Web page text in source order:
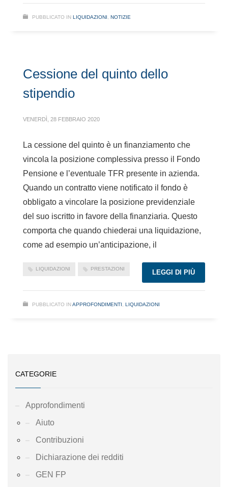
PUBBLICATO IN LIQUIDAZIONI , NOTIZIE
Cessione del quinto dello
stipendio
VENERDÌ, 28 FEBBRAIO 2020
La cessione del quinto è un finanziamento che
vincola la posizione complessiva presso il Fondo
Pensione e l’eventuale TFR presente in azienda.
Quando un contratto viene notificato il fondo è
obbligato a vincolare la posizione previdenziale
del suo iscritto in favore della finanziaria. Questo
comporta che quando chiederai una liquidazione,
come ad esempio un’anticipazione, il
LIQUIDAZIONI PRESTAZIONI LEGGI DI PIÙ
PUBBLICATO IN APPROFONDIMENTI , LIQUIDAZIONI
CATEGORIE
Approfondimenti
Aiuto
Contribuzioni
Dichiarazione dei redditi
GEN FP